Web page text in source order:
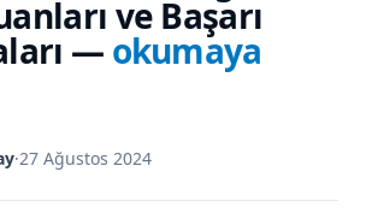
ve Başarı
— okumaya
·27 Ağustos 2024